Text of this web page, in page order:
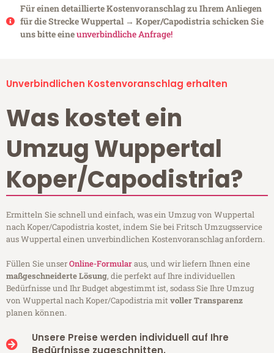
Für einen detaillierte Kostenvoranschlag zu Ihrem Anliegen
für die Strecke Wuppertal → Koper/Capodistria schicken Sie
uns bitte eineunverbindliche Anfrage!
Unverbindlichen Kostenvoranschlag erhalten
Was kostet ein
Umzug Wuppertal
Koper/Capodistria?
Ermitteln Sie schnell und einfach, was ein Umzug von Wuppertal
nach Koper/Capodistria kostet, indem Sie bei Fritsch Umzugsservice
aus Wuppertal einen unverbindlichen Kostenvoranschlag anfordern.
Füllen Sie unserOnline-Formularaus, und wir liefern Ihnen eine
maßgeschneiderte Lösung, die perfekt auf Ihre individuellen
Bedürfnisse und Ihr Budget abgestimmt ist, sodass Sie Ihre Umzug
von Wuppertal nach Koper/Capodistria mitvoller Transparenz
planen können.
Unsere Preise werden individuell auf Ihre
Bedürfnisse zugeschnitten.